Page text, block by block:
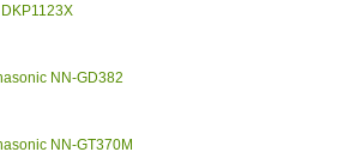
NN-GD382
NN-GT370M